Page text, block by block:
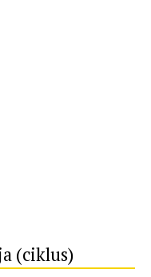
(ciklus)